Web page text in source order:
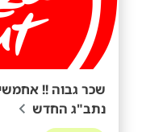
שכר גבוה !!
נתב"ג החדש